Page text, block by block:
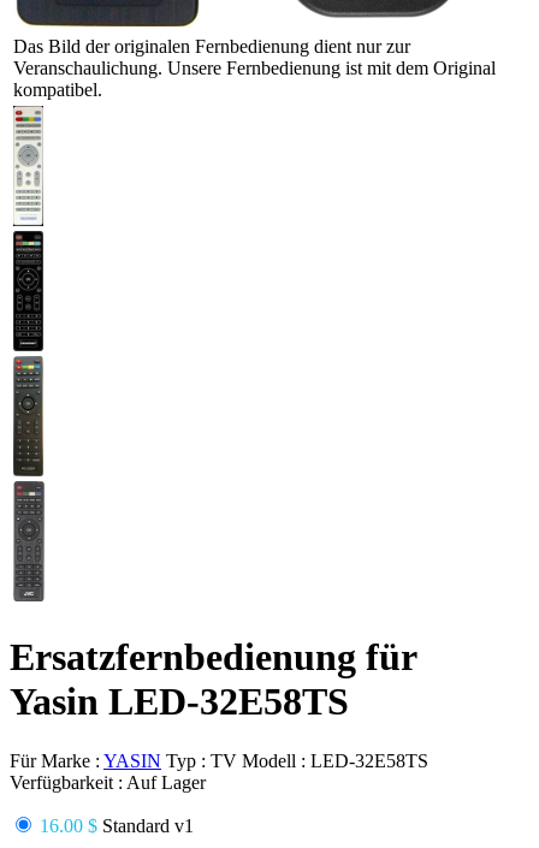
Das Bild der originalen Fernbedienung dient nur zur
Veranschaulichung. Unsere Fernbedienung ist mit dem Original
kompatibel.
Ersatzfernbedienung für
Yasin LED-32E58TS
Für Marke : YASIN Typ : TV Modell : LED-32E58TS
Verfügbarkeit : Auf Lager
16.00 $ Standard v1